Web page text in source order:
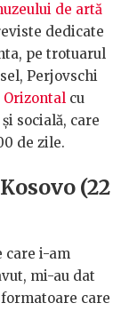
de artă
dedicate
pe trotuarul
Perjovschi
cu
socială, care
de zile.
(22
care i-am
mi-au dat
care